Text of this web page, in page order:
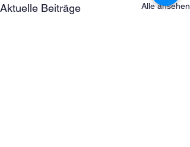
Aktuelle Beiträge Alle ansehen